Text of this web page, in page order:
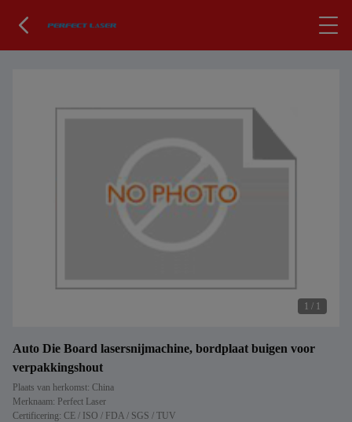
1 / 1
Auto Die Board lasersnijmachine, bordplaat buigen voor
verpakkingshout
Plaats van herkomst: China
Merknaam: Perfect Laser
Certificering: CE / ISO / FDA / SGS / TUV